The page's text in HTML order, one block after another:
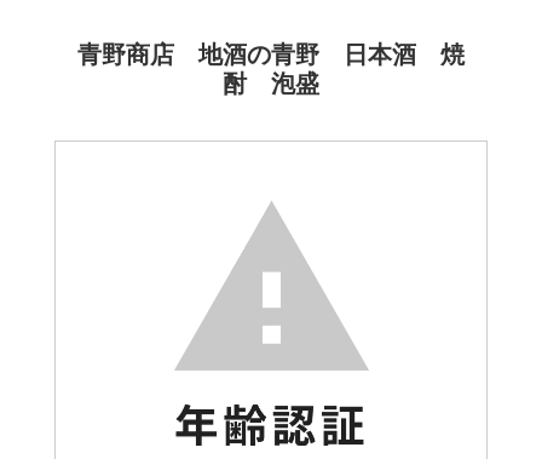
青野商店 地酒の青野 日本酒 焼
酎 泡盛